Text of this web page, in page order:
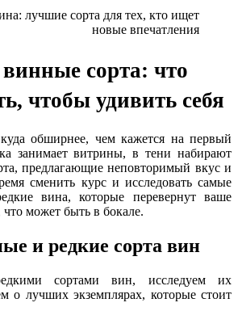
сорта: что
чтобы удивить себя
обширнее, чем кажется на первый
занимает витрины, в тени набирают
предлагающие неповторимый вкус и
сменить курс и исследовать самые
вина, которые перевернут ваше
может быть в бокале.
и редкие сорта вин
сортами вин, исследуем их
о лучших экземплярах, которые стоит